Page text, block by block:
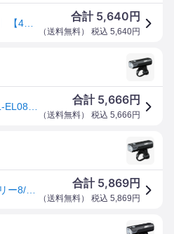
合計 5,640 円
（送料無料） 税込 5,640円
合計 5,666円
（送料無料） 税込 5,666 円
合計 5,869円
（送料無料） 税込 5,869 円